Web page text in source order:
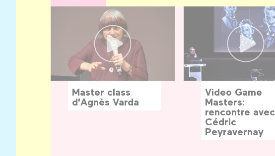
Master class
d'Agnès Varda
Video Game
Masters:
rencontre avec
Cédric
Peyravernay